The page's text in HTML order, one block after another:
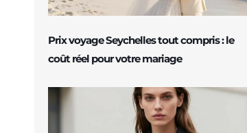
Prix voyage Seychelles tout compris : le
coût réel pour votre mariage